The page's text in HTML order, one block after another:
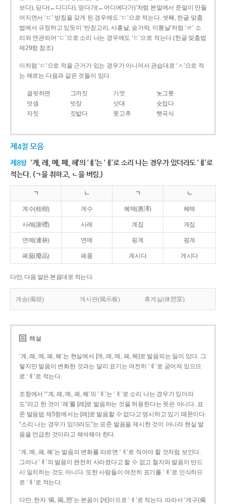
보다), 딛다(←디디다), 얻다가(←어디에다가)’처럼 본말에서 준말이 만들
어지면서 ‘ㄷ’ 받침을 갖게 된 경우에도 ‘ㄷ’으로 적는다. 셋째, 한글 맞춤
법에서 규정하고 있듯이 ‘반짇고리, 사흗날, 숟가락, 이튿날’처럼 ‘ㄹ’ 소
리와 연관되어 ‘ㄷ’으로 소리 나는 경우에도 ‘ㄷ’으로 적는다.(한글 맞춤법
제29항 참조)
이처럼 ‘ㄷ’으로 적을 근거가 있는 경우가 아니어서 관습대로 ‘ㅅ’으로 적
는 예로는 다음과 같은 것들이 있다.
걸핏하면 그까짓 기껏
놋그릇
덧셈
빗장 삿대
숫접다
자칫
짓밟다 풋고추 햇곡식
제4절 모음
제8항 ‘계, 례, 몌, 폐, 혜’의 ‘ㅖ’는 ‘ㅔ’로 소리 나는 경우가 있더라도 ‘ㅖ’로
적는다. (ㄱ을 취하고, ㄴ을 버림.)
ㄱ ㄴ ㄱ ㄴ
계수(桂樹) 게수 혜택(惠澤) 헤택
사례(謝禮) 사레 계집 게집
연몌(連袂) 연메 핑계 핑게
폐품(廢品) 페품 계시다 게시다
다만, 다음 말은 본음대로 적는다.
게송(偈頌) 게시판(揭示板) 휴게실(休憩室)
해설
‘계, 례, 몌, 폐, 혜’는 현실에서 [게, 레, 메, 페, 헤]로 발음되는 일이 있다. 그
렇지만 발음이 변화한 것과는 달리 표기는 여전히 ‘ㅖ’로 굳어져 있으므
로 ‘ㅖ’로 적는다.
조항에서 “‘계, 례, 몌, 폐, 혜’의 ‘ㅖ’는 ‘ㅔ’로 소리 나는 경우가 있더라
도”라고 한 것이 ‘례’를 [레]로 발음하는 것을 허용한다는 뜻은 아니다. 표
준 발음법 제5항에서는 [레]로 발음할 수 없다고 명시하고 있기 때문이다.
“소리 나는 경우가 있더라도”는 표준 발음을 제시한 것이 아니라 현실 발
음을 언급한 것이라고 해석해야 한다.
‘계, 몌, 폐, 혜’는 발음의 변화를 따르면 ‘ㅔ’로 적어야 할 것처럼 보인다.
그러나 ‘ㅖ’의 발음이 완전히 사라졌다고 할 수 없고 철자와 발음이 반드
시 일치하는 것도 아니다. 또한 사람들이 여전히 표기를 ‘ㅖ’로 인식하므
로 ‘ㅖ’로 적는다.
다만, 한자 ‘偈, 揭, 憩’는 본음이 [게]이므로 ‘ㅔ’로 적는다. 따라서 ‘게구(偈